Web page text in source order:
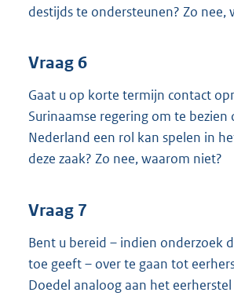
destijds te ondersteunen? Zo nee,
Vraag 6
Gaat u op korte termijn contact
Surinaamse regering om te bezien
Nederland een rol kan spelen in
deze zaak? Zo nee, waarom niet?
Vraag 7
Bent u bereid – indien onderzoek
toe geeft – over te gaan tot
Doedel analoog aan het